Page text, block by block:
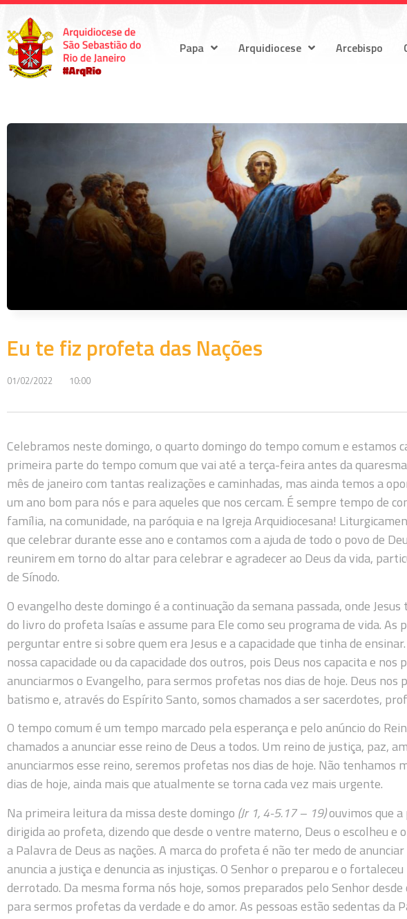
Papa Arquidiocese Arcebispo
Eu te fiz profeta das Nações
01/02/2022 10:00
Celebramos neste domingo, o quarto domingo do tempo comum e estamos
primeira parte do tempo comum que vai até a terça-feira antes da
mês de janeiro com tantas realizações e caminhadas, mas ainda temos a
um ano bom para nós e para aqueles que nos cercam. É sempre tempo de
família, na comunidade, na paróquia e na Igreja Arquidiocesana!
que celebrar durante esse ano e contamos com a ajuda de todo o povo de
reunirem em torno do altar para celebrar e agradecer ao Deus da vida,
de Sínodo.
O evangelho deste domingo é a continuação da semana passada, onde
do livro do profeta Isaías e assume para Ele como seu programa de vida. As
perguntar entre si sobre quem era Jesus e a capacidade que tinha de
nossa capacidade ou da capacidade dos outros, pois Deus nos capacita e nos
anunciarmos o Evangelho, para sermos profetas nos dias de hoje. Deus nos
batismo e, através do Espírito Santo, somos chamados a ser sacerdotes,
O tempo comum é um tempo marcado pela esperança e pelo anúncio do
chamados a anunciar esse reino de Deus a todos. Um reino de justiça, paz,
anunciarmos esse reino, seremos profetas nos dias de hoje. Não tenhamos
dias de hoje, ainda mais que atualmente se torna cada vez mais urgente.
Na primeira leitura da missa deste domingo (Jr 1, 4-5.17 – 19)ouvimos que
dirigida ao profeta, dizendo que desde o ventre materno, Deus o escolheu e
a Palavra de Deus as nações. A marca do profeta é não ter medo de
anuncia a justiça e denuncia as injustiças. O Senhor o preparou e o
derrotado. Da mesma forma nós hoje, somos preparados pelo Senhor
para sermos profetas da verdade e do amor. As pessoas estão sedentas da